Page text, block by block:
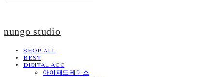
nungo studio
SHOP ALL
BEST
DIGITAL ACC
아이패드케이스